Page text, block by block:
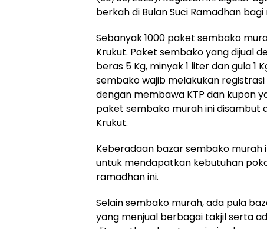
berkah di Bulan Suci Ramadhan
Sebanyak 1000 paket sembako
Krukut. Paket sembako yang dijual
beras 5 Kg, minyak 1 liter dan gula
sembako wajib melakukan
dengan membawa KTP dan kupon
paket sembako murah ini disambut
Krukut.
Keberadaan bazar sembako
untuk mendapatkan kebutuhan
ramadhan ini.
Selain sembako murah, ada pula
yang menjual berbagai takjil serta